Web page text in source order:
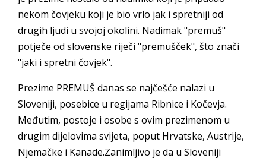
nekom čovjeku koji je bio vrlo jak i spretniji od
drugih ljudi u svojoj okolini. Nadimak "premuš"
potječe od slovenske riječi "premušček", što znači
"jaki i spretni čovjek".
Prezime PREMUŠ danas se najčešće nalazi u
Sloveniji, posebice u regijama Ribnice i Kočevja.
Međutim, postoje i osobe s ovim prezimenom u
drugim dijelovima svijeta, poput Hrvatske, Austrije,
Njemačke i Kanade.Zanimljivo je da u Sloveniji